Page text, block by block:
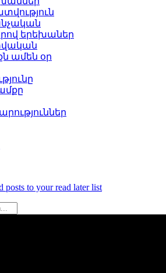
երեխաներ
ամեն օր
posts to your read later list